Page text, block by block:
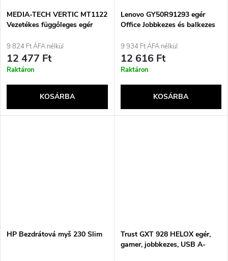
MEDIA-TECH VERTIC MT1122
Vezetékes függőleges egér
9 824 Ft ÁFA nélkül
12 477 Ft
Raktáron
KOSÁRBA
Lenovo GY50R91293 egér
Office Jobbkezes és balkezes
1200 DPI
9 934 Ft ÁFA nélkül
12 616 Ft
Raktáron
KOSÁRBA
HP Bezdrátová myš 230 Slim
Trust GXT 928 HELOX egér,
gamer, jobbkezes, USB A-